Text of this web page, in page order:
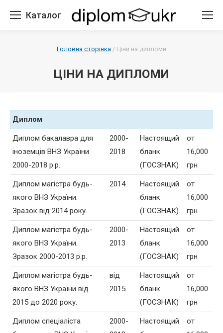
Каталог
Головна сторінка / Ціни на дипломи
ЦІНИ НА ДИПЛОМИ
Диплом
Диплом бакалавра для
іноземців ВНЗ України
2000-2018 р.р.
2000-
2018
Настоящий
бланк
(ГОСЗНАК)
от
16,000
грн
Диплом магістра будь-
якого ВНЗ України.
Зразок від 2014 року.
2014
Настоящий
бланк
(ГОСЗНАК)
от
16,000
грн
Диплом магістра будь-
якого ВНЗ України.
Зразок 2000-2013 р.р.
2000-
2013
Настоящий
бланк
(ГОСЗНАК)
от
16,000
грн
Диплом магістра будь-
якого ВНЗ України від
2015 до 2020 року.
від
2015
Настоящий
бланк
(ГОСЗНАК)
от
16,000
грн
Диплом спеціаліста
2000-
Настоящий
от